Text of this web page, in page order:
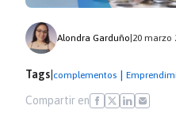
Alondra Garduño 20 marzo
Tags complementos |
Compartir en